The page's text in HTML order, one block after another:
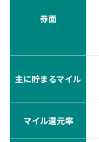
券面
主に貯まるマイル
マイル還元率